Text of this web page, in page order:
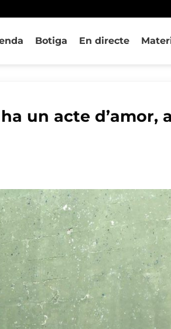
Botiga En directe
un acte d’amor,